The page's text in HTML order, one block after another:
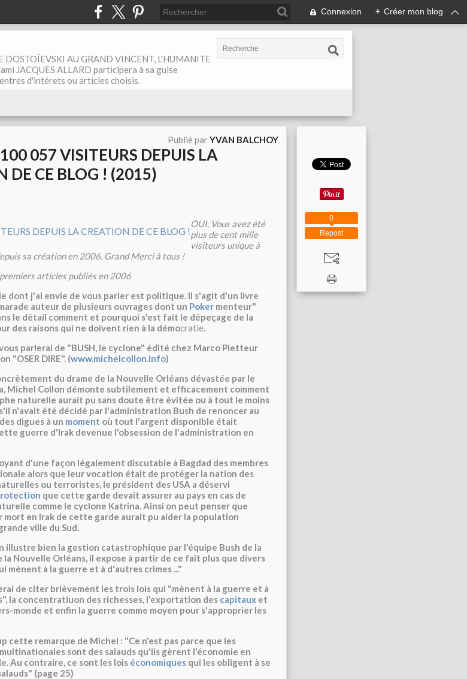
Connexion + Créer mon blog
DOSTOÏEVSKI AU GRAND VINCENT, L'HUMANITE
JACQUES ALLARD participera à sa guise
d'intérets ou articles choisis.
Publié parYVAN BALCHOY
057 VISITEURS DEPUIS LA
DE CE BLOG ! (2015)
OUI, Vous avez été
plus de cent mille
visiteurs unique à
sa création en 2006. Grand Merci à tous !
premiers articles publiés en 2006
dont j'ai envie de vous parler est politique. Il s'agit d'un livre
auteur de plusieurs ouvrages dont un Poker menteur"
le détail comment et pourquoi s'est fait le dépeçage de la
des raisons qui ne doivent rien à la démocratie.
parlerai de "BUSH, le cyclone" édité chez Marco Pietteur
"OSER DIRE". (www.michelcollon.info)
du drame de la Nouvelle Orléans dévastée par le
Michel Collon démonte subtilement et efficacement comment
naturelle aurait pu sans doute être évitée ou à tout le moins
n'avait été décidé par l'administration Bush de renoncer au
digues à un moment où tout l'argent disponible était
guerre d'Irak devenue l'obsession de l'administration en
d'une façon légalement discutable à Bagdad des membres
alors que leur vocation était de protéger la nation des
ou terroristes, le président des USA a déservi
que cette garde devait assurer au pays en cas de
comme le cyclone Katrina. Ainsi on peut penser que
mort en Irak de cette garde aurait pu aider la population
ville du Sud.
illustre bien la gestion catastrophique par l'équipe Bush de la
Nouvelle Orléans, il expose à partir de ce fait plus que divers
mènent à la guerre et à d'autres crimes ..."
de citer brièvement les trois lois qui "mènent à la guerre et à
la concentratiuon des richesses, l'exportation des capitaux et
monde et enfin la guerre comme moyen pour s'approprier les
cette remarque de Michel : "Ce n'est pas parce que les
sont des salauds qu'ils gèrent l'économie en
Au contraire, ce sont les lois économiques qui les obligent à se
(page 25)
Repost
0